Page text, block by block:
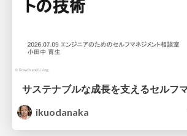
ikuodanaka